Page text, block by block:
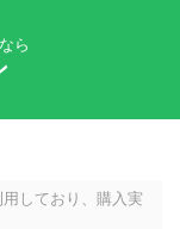
ら
しており、購入実